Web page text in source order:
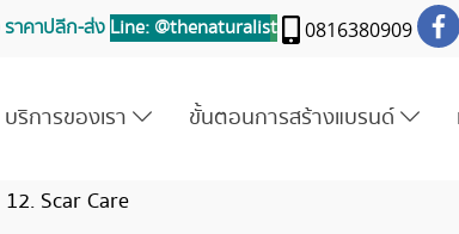
าคาปลีก-ส่ง Line: @thenaturalist 0816380909
บริการของเรา ขั้นตอนการสร้างแบรนด์
12. Scar Care